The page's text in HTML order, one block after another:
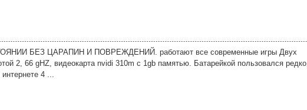
БЕЗ ЦАРАПИН И ПОВРЕЖДЕНИЙ. работают все современные игры Двух
2, 66 gHZ, видеокарта nvidi 310m с 1gb памятью. Батарейкой пользовался редко,
4 ...